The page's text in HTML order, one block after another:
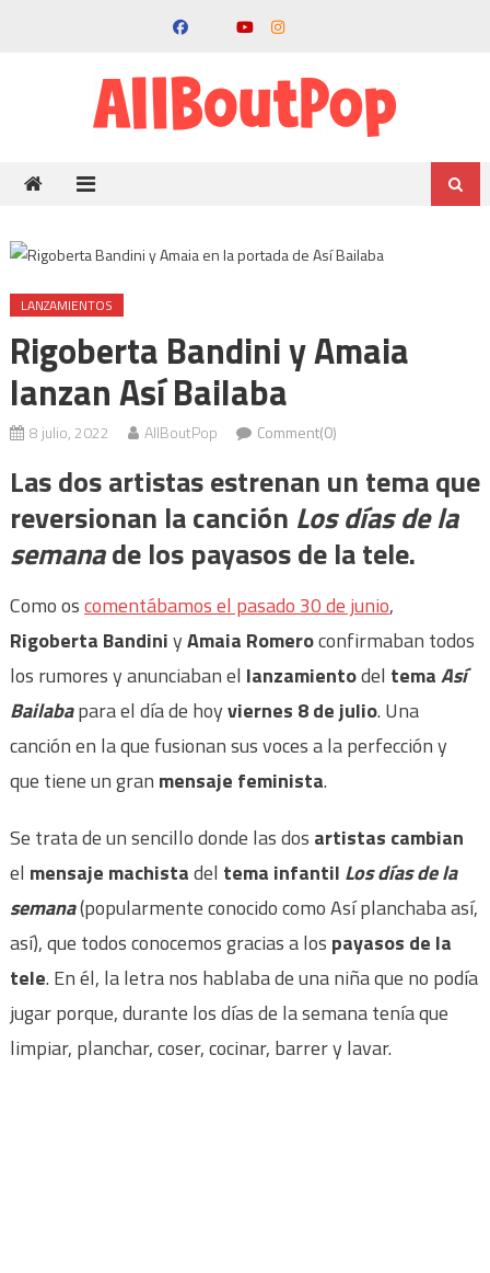
LANZAMIENTOS
Rigoberta Bandini y Amaia
lanzan Así Bailaba
8 julio, 2022 AllBoutPop Comment(0)
Las dos artistas estrenan un tema que
reversionan la canción Los días de la
semanade los payasos de la tele.
Como oscomentábamos el pasado 30 de junio,
Rigoberta BandiniyAmaia Romeroconfirmaban todos
los rumores y anunciaban el lanzamientodel temaAsí
Bailabapara el día de hoyviernes 8 de julio. Una
canción en la que fusionan sus voces a la perfección y
que tiene un gran mensaje feminista.
Se trata de un sencillo donde las dos artistas cambian
el mensaje machistadel tema infantil Los días de la
semana(popularmente conocido como Así planchaba así,
así), que todos conocemos gracias a los payasos de la
tele. En él, la letra nos hablaba de una niña que no podía
jugar porque, durante los días de la semana tenía que
limpiar, planchar, coser, cocinar, barrer y lavar.